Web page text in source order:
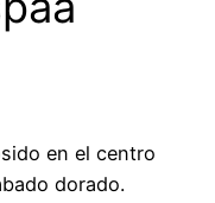
en el centro
dorado.